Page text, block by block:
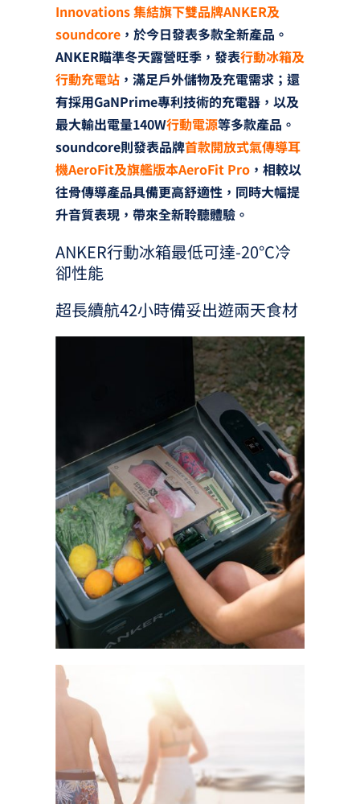
Innovations 集結旗下雙品牌ANKER及
soundcore，於今日發表多款全新產品。
ANKER瞄準冬天露營旺季，發表行動冰箱及
行動充電站，滿足戶外儲物及充電需求；還
有採用GaNPrime專利技術的充電器，以及
最大輸出電量140W行動電源等多款產品。
soundcore則發表品牌首款開放式氣傳導耳
機AeroFit及旗艦版本AeroFit Pro，相較以
往骨傳導產品具備更高舒適性，同時大幅提
升音質表現，帶來全新聆聽體驗。
ANKER行動冰箱最低可達-20°C冷
卻性能
超長續航42小時備妥出遊兩天食材